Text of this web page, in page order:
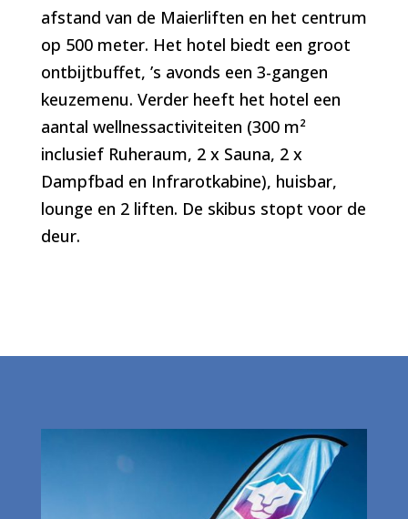
afstand van de Maierliften en het centrum
op 500 meter. Het hotel biedt een groot
ontbijtbuffet, ’s avonds een 3-gangen
keuzemenu. Verder heeft het hotel een
aantal wellnessactiviteiten (300 m²
inclusief Ruheraum, 2 x Sauna, 2 x
Dampfbad en Infrarotkabine), huisbar,
lounge en 2 liften. De skibus stopt voor de
deur.